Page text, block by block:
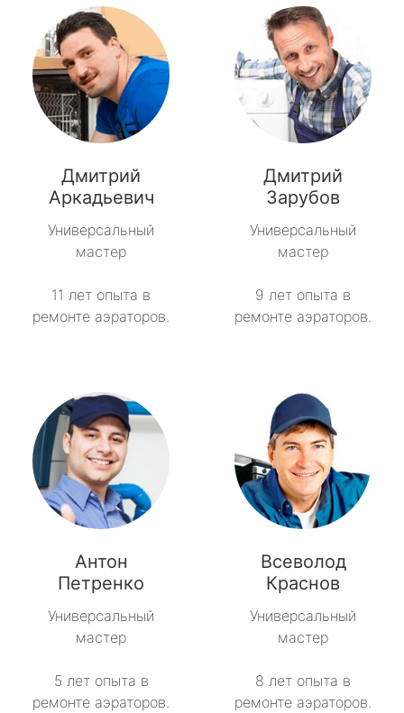
Дмитрий
Аркадьевич
Универсальный
мастер
11 лет опыта в
ремонте аэраторов.
Дмитрий
Зарубов
Универсальный
мастер
9 лет опыта в
ремонте аэраторов.
Антон
Петренко
Универсальный
мастер
5 лет опыта в
ремонте аэраторов.
Всеволод
Краснов
Универсальный
мастер
8 лет опыта в
ремонте аэраторов.